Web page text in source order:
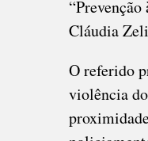
Cláudia
O referido
violência